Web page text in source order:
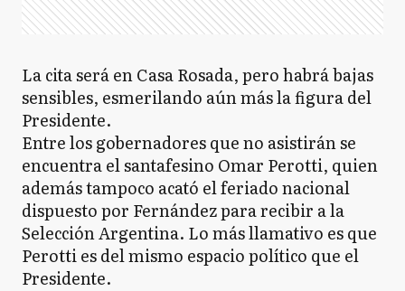
La cita será en Casa Rosada, pero habrá bajas
sensibles, esmerilando aún más la figura del
Presidente.
Entre los gobernadores que no asistirán se
encuentra el santafesino Omar Perotti, quien
además tampoco acató el feriado nacional
dispuesto por Fernández para recibir a la
Selección Argentina. Lo más llamativo es que
Perotti es del mismo espacio político que el
Presidente.